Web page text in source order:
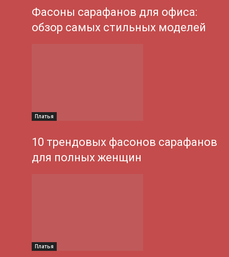
Фасоны сарафанов для офиса:
обзор самых стильных моделей
Платья
10 трендовых фасонов сарафанов
для полных женщин
Платья